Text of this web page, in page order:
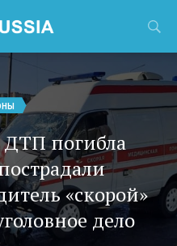
ДТП погибла
«скорой»
дело